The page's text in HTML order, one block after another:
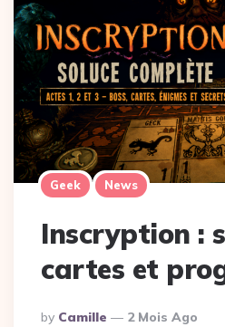
Geek News
Inscryption :
cartes et
Posted
By Camille 2 Mois Ago